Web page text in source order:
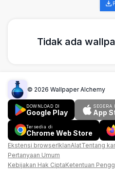
Tidak ada
© 2026 Wallpaper Alchemy
DOWNLOAD DI
Google Play
SEGERA
App
Tersedia di
Chrome Web Store
Ekstensi browserIklanAlatTentang
Pertanyaan Umum
Kebijakan Hak CiptaKetentuan